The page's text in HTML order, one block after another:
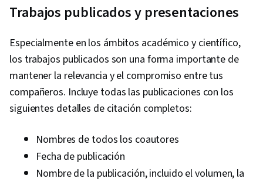
Trabajos publicados y presentaciones
Especialmente en los ámbitos académico y científico,
los trabajos publicados son una forma importante de
mantener la relevancia y el compromiso entre tus
compañeros. Incluye todas las publicaciones con los
siguientes detalles de citación completos:
Nombres de todos los coautores
Fecha de publicación
Nombre de la publicación, incluido el volumen, la